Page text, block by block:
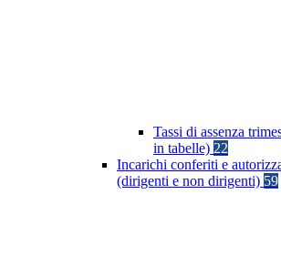
Tassi di assenza
in tabelle) 22
Incarichi conferiti e
(dirigenti e non dirigenti) 59